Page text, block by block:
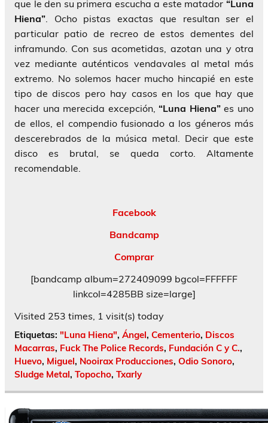
que le den su primera escucha a este matador “Luna
Hiena” . Ocho pistas exactas que resultan ser el
particular patio de recreo de estos dementes del
inframundo. Con sus acometidas, azotan una y otra
vez mediante auténticos vendavales al metal más
extremo. No solemos hacer mucho hincapié en este
tipo de discos pero hay casos en los que hay que
hacer una merecida excepción,“Luna Hiena”es uno
de ellos, el compendio fusionado a los géneros más
descerebrados de la música metal. Decir que este
disco es brutal, se queda corto. Altamente
recomendable.
Facebook
Bandcamp
Comprar
[bandcamp album=272409099 bgcol=FFFFFF
linkcol=4285BB size=large]
Visited 253 times, 1 visit(s) today
Etiquetas: "Luna Hiena", Ángel, Cementerio, Discos
Macarras, Fuck The Police Records, Fundación C y C.,
Huevo, Miguel, Nooirax Producciones, Odio Sonoro,
Sludge Metal, Topocho, Txarly